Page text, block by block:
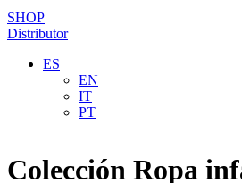
SHOP
Distributor
ES
EN
IT
PT
Colección Ropa